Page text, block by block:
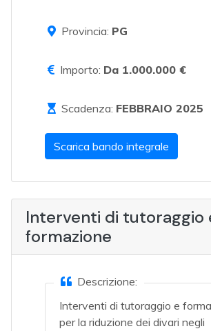
Provincia: PG
Importo: Da 1.000.000 €
Scadenza: FEBBRAIO 2025
Scarica bando integrale
Interventi di tutoraggio
formazione
Descrizione:
Interventi di tutoraggio e
per la riduzione dei divari negli